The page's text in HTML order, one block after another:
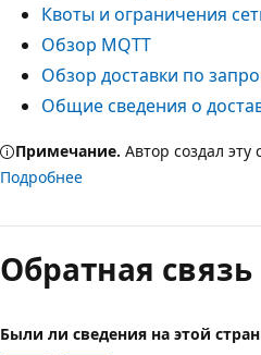
Квоты и ограничения
Обзор MQTT
Обзор доставки по
Общие сведения о
Примечание. Автор создал
Подробнее
Обратная связь
Были ли сведения на этой